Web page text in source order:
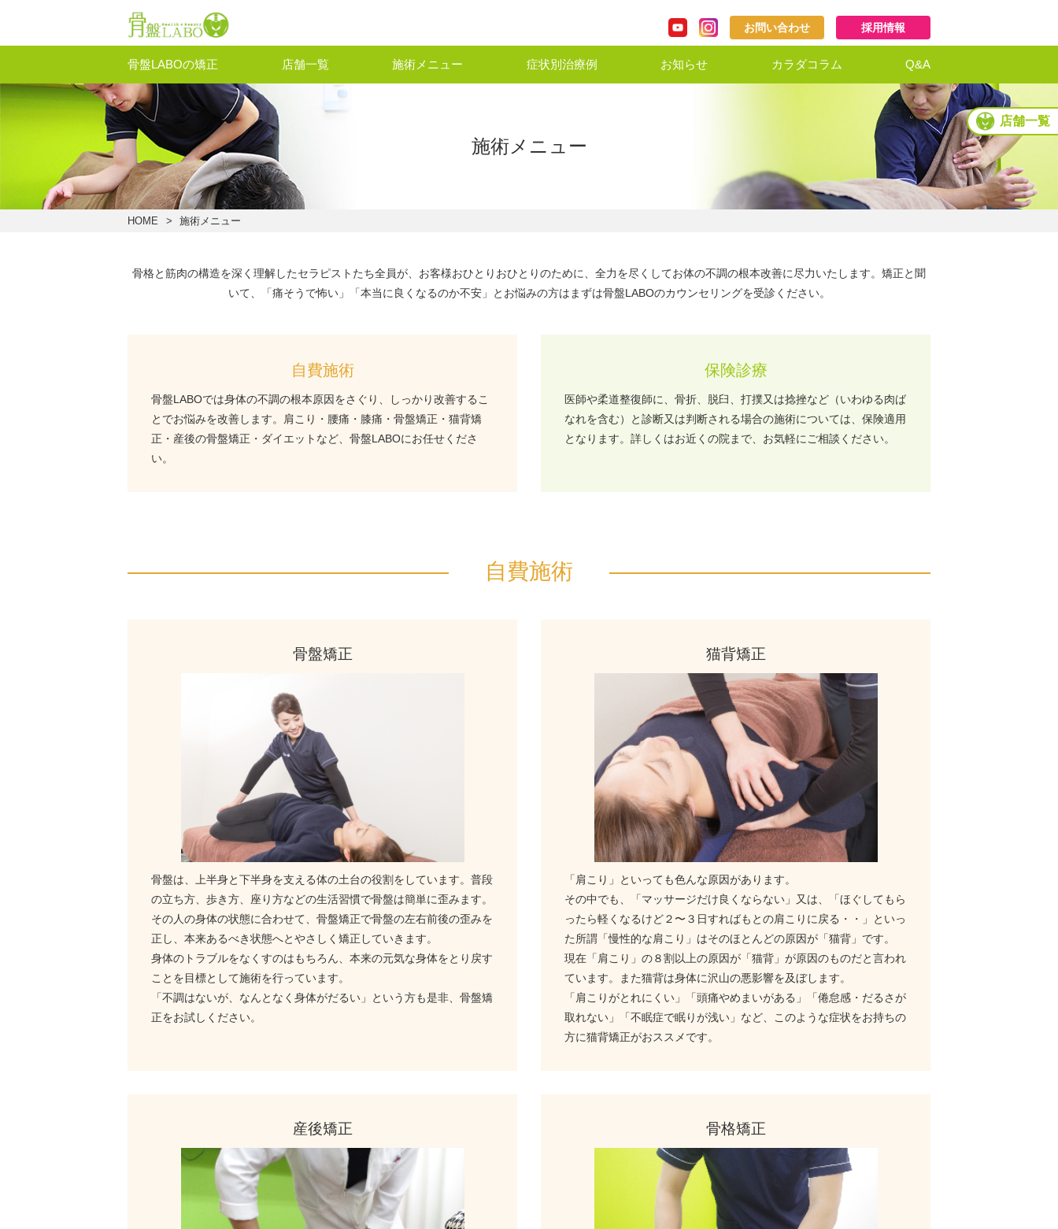
お問い合わせ 採用情報
骨盤LABOの矯正 店舗一覧 施術メニュー 症状別治療例 お知らせ カラダコラム Q&A
店舗一覧
施術メニュー
HOME 施術メニュー
骨格と筋肉の構造を深く理解したセラピストたち全員が、お客様おひとりおひとりのために、全力を尽くしてお体の不調の根本改善に尽力いたします。矯正と聞
いて、「痛そうで怖い」「本当に良くなるのか不安」とお悩みの方はまずは骨盤LABOのカウンセリングを受診ください。
自費施術
骨盤LABOでは身体の不調の根本原因をさぐり、しっかり改善するこ
とでお悩みを改善します。肩こり・腰痛・膝痛・骨盤矯正・猫背矯
正・産後の骨盤矯正・ダイエットなど、骨盤LABOにお任せくださ
い。
保険診療
医師や柔道整復師に、骨折、脱臼、打撲又は捻挫など（いわゆる肉ば
なれを含む）と診断又は判断される場合の施術については、保険適用
となります。詳しくはお近くの院まで、お気軽にご相談ください。
自費施術
骨盤矯正
骨盤は、上半身と下半身を支える体の土台の役割をしています。普段
の立ち方、歩き方、座り方などの生活習慣で骨盤は簡単に歪みます。
その人の身体の状態に合わせて、骨盤矯正で骨盤の左右前後の歪みを
正し、本来あるべき状態へとやさしく矯正していきます。
身体のトラブルをなくすのはもちろん、本来の元気な身体をとり戻す
ことを目標として施術を行っています。
「不調はないが、なんとなく身体がだるい」という方も是非、骨盤矯
正をお試しください。
猫背矯正
「肩こり」といっても色んな原因があります。
その中でも、「マッサージだけ良くならない」又は、「ほぐしてもら
ったら軽くなるけど２〜３日すればもとの肩こりに戻る・・」といっ
た所謂「慢性的な肩こり」はそのほとんどの原因が「猫背」です。
現在「肩こり」の８割以上の原因が「猫背」が原因のものだと言われ
ています。また猫背は身体に沢山の悪影響を及ぼします。
「肩こりがとれにくい」「頭痛やめまいがある」「倦怠感・だるさが
取れない」「不眠症で眠りが浅い」など、このような症状をお持ちの
方に猫背矯正がおススメです。
産後矯正 骨格矯正